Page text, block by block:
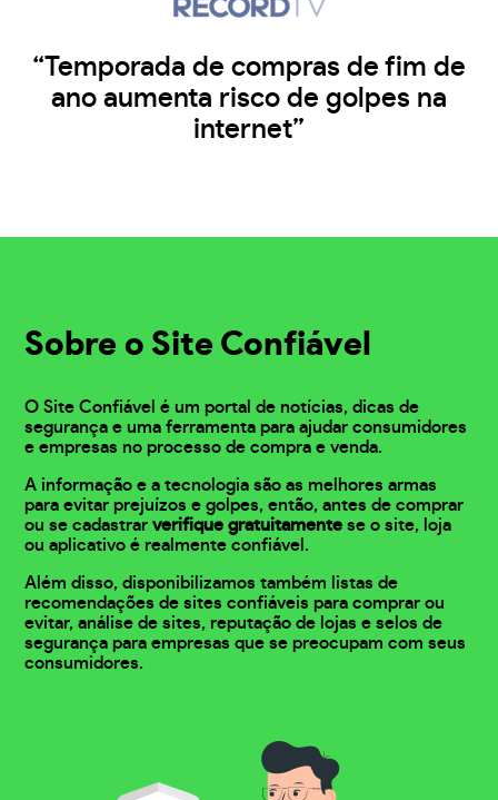
“Temporada de compras de fim de
ano aumenta risco de golpes na
internet”
Sobre o Site Confiável
O Site Confiável é um portal de notícias, dicas de
segurança e uma ferramenta para ajudar consumidores
e empresas no processo de compra e venda.
A informação e a tecnologia são as melhores armas
para evitar prejuízos e golpes, então, antes de comprar
ou se cadastrarverifique gratuitamente se o site, loja
ou aplicativo é realmente confiável.
Além disso, disponibilizamos também listas de
recomendações de sites confiáveis para comprar ou
evitar, análise de sites, reputação de lojas e selos de
segurança para empresas que se preocupam com seus
consumidores.